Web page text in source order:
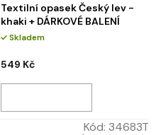
Textilní opasek Český lev -
khaki + DÁRKOVÉ BALENÍ
Skladem
549 Kč
Kód: 34683T